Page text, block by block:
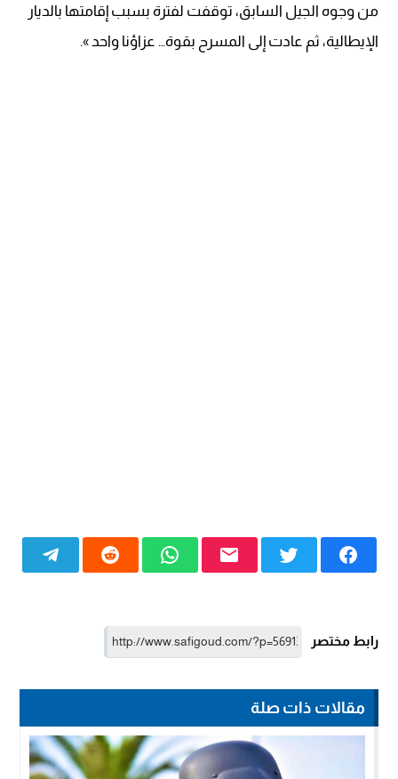
من وجوه الجيل السابق، توقفت لفترة بسبب إقامتها بالديار
الإيطالية، ثم عادت إلى المسرح بقوة… عزاؤنا واحد ».
رابط مختصر
مقالات ذات صلة